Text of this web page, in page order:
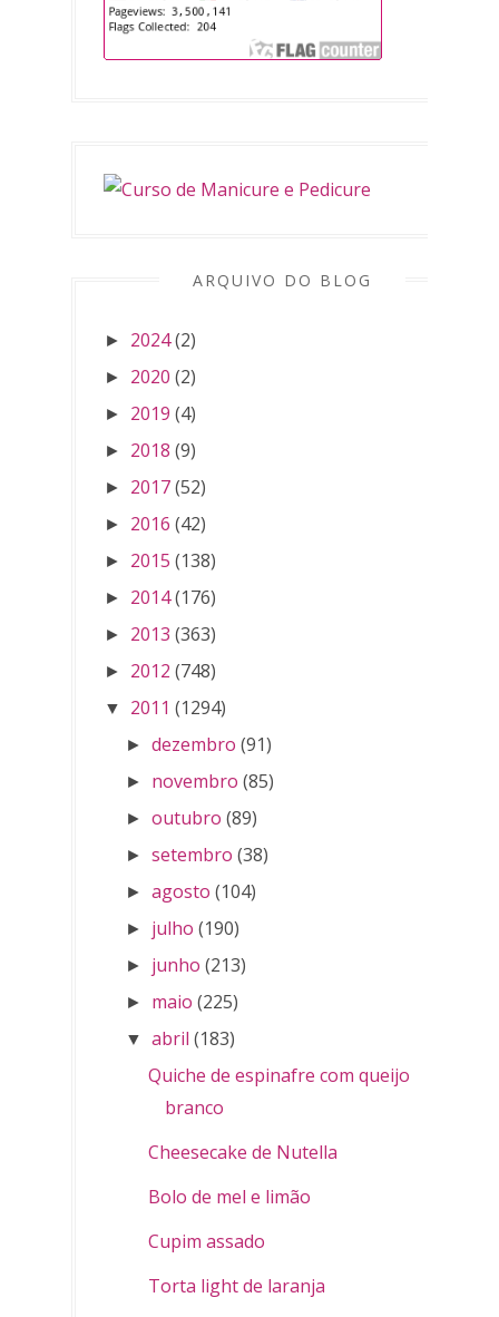
ARQUIVO DO BLOG
► 2024(2)
► 2020 (2)
► 2019 (4)
► 2018 (9)
► 2017(52)
► 2016 (42)
► 2015 (138)
► 2014(176)
► 2013 (363)
► 2012 (748)
▼ 2011 (1294)
►dezembro (91)
► novembro (85)
►outubro (89)
►setembro (38)
►agosto (104)
► julho (190)
► junho (213)
► maio (225)
▼ abril (183)
Quiche de espinafre com queijo
branco
Cheesecake de Nutella
Bolo de mel e limão
Cupim assado
Torta light de laranja